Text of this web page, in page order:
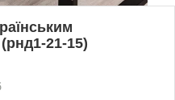
21-15)